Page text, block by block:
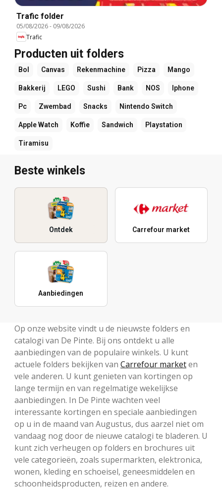
Trafic folder
05/08/2026- 09/08/2026
Trafic
Producten uit folders
Bol Canvas Rekenmachine Pizza Mango
Bakkerij LEGO Sushi Bank NOS Iphone
Pc Zwembad Snacks Nintendo Switch
Apple Watch Koffie Sandwich Playstation
Tiramisu
Beste winkels
Ontdek Carrefour market
Aanbiedingen
Op onze website vindt u de nieuwste folders en
catalogi van De Pinte. Bij ons ontdekt u alle
aanbiedingen van de populaire winkels. U kunt
actuele folders bekijken van Carrefour marketen
vele anderen. U kunt genieten van kortingen op
lange termijn en van regelmatige wekelijkse
aanbiedingen. In De Pinte wachten veel
interessante kortingen en speciale aanbiedingen
op u in de maand van Augustus, dus aarzel niet om
vandaag nog door de nieuwe catalogi te bladeren. U
kunt zich verheugen op folders en brochures uit
vele categorieën, zoals supermarkten, elektronica,
wonen, kleding en schoeisel, geneesmiddelen en
schoonheidsproducten, reizen en andere.